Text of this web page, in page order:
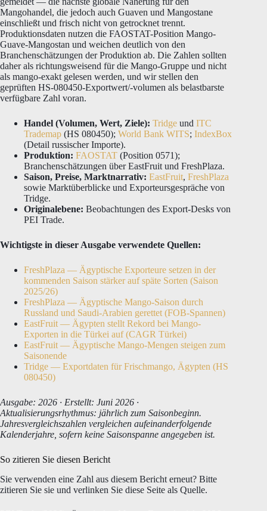
Mangohandel, die jedoch auch Guaven und Mangostane
einschließt und frisch nicht von getrocknet trennt.
Produktionsdaten nutzen die FAOSTAT-Position Mango-
Guave-Mangostan und weichen deutlich von den
Branchenschätzungen der Produktion ab. Die Zahlen sollten
daher als richtungsweisend für die Mango-Gruppe und nicht
als mango-exakt gelesen werden, und wir stellen den
geprüften HS-080450-Exportwert/-volumen als belastbarste
verfügbare Zahl voran.
Handel (Volumen, Wert, Ziele): Tridge und ITC
Trademap (HS 080450); World Bank WITS; IndexBox
(Detail russischer Importe).
Produktion: FAOSTAT (Position 0571);
Branchenschätzungen über EastFruit und FreshPlaza.
Saison, Preise, Marktnarrativ: EastFruit, FreshPlaza
sowie Marktüberblicke und Exporteursgespräche von
Tridge.
Originalebene: Beobachtungen des Export-Desks von
PEI Trade.
Wichtigste in dieser Ausgabe verwendete Quellen:
FreshPlaza — Ägyptische Exporteure setzen in der
kommenden Saison stärker auf späte Sorten (Saison
2025/26)
FreshPlaza — Ägyptische Mango-Saison durch
Russland und Saudi-Arabien gerettet (FOB-Spannen)
EastFruit — Ägypten stellt Rekord bei Mango-
Exporten in die Türkei auf (CAGR Türkei)
EastFruit — Ägyptische Mango-Mengen steigen zum
Saisonende
Tridge — Exportdaten für Frischmango, Ägypten (HS
080450)
Ausgabe: 2026 · Erstellt: Juni 2026 ·
Aktualisierungsrhythmus: jährlich zum Saisonbeginn.
Jahresvergleichszahlen vergleichen aufeinanderfolgende
Kalenderjahre, sofern keine Saisonspanne angegeben ist.
So zitieren Sie diesen Bericht
Sie verwenden eine Zahl aus diesem Bericht erneut? Bitte
zitieren Sie sie und verlinken Sie diese Seite als Quelle.